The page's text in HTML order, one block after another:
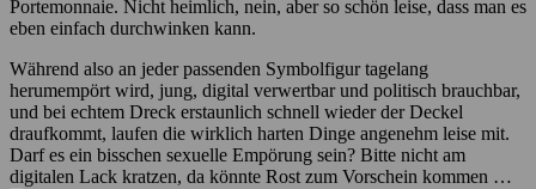
Portemonnaie. Nicht heimlich, nein, aber so schön leise, dass man es
eben einfach durchwinken kann.
Während also an jeder passenden Symbolfigur tagelang
herumempört wird, jung, digital verwertbar und politisch brauchbar,
und bei echtem Dreck erstaunlich schnell wieder der Deckel
draufkommt, laufen die wirklich harten Dinge angenehm leise mit.
Darf es ein bisschen sexuelle Empörung sein? Bitte nicht am
digitalen Lack kratzen, da könnte Rost zum Vorschein kommen …